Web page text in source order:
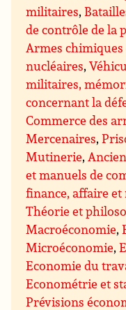
militaires,
de contrôle de la
Armes
nucléaires,
militaires,
concernant la
Commerce des
Mercenaires,
Mutinerie,
et manuels de
finance, affaire
Théorie et
Macroéconomie,
Microéconomie,
Economie du
Econométrie et
Prévisions